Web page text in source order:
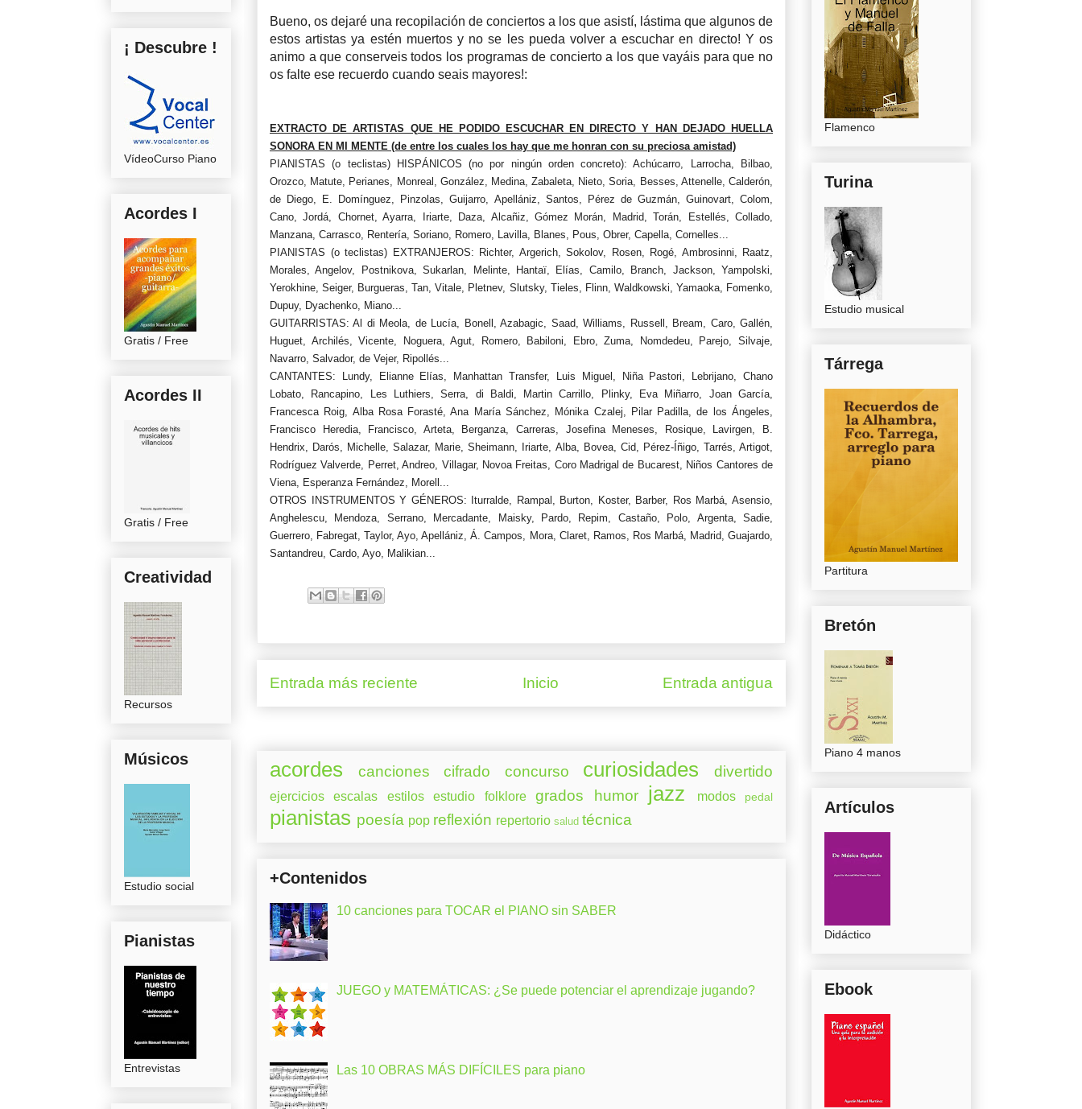
Bueno, os dejaré una recopilación de conciertos a los que asistí, lástima que algunos de
estos artistas ya estén muertos y no se les pueda volver a escuchar en directo! Y os
animo a que conserveis todos los programas de concierto a los que vayáis para que no
os falte ese recuerdo cuando seais mayores!:
EXTRACTO DE ARTISTAS QUE HE PODIDO ESCUCHAR EN DIRECTO Y HAN DEJADO HUELLA
SONORA EN MI MENTE (de entre los cuales los hay que me honran con su preciosa amistad)
PIANISTAS (o teclistas) HISPÁNICOS (no por ningún orden concreto): Achúcarro, Larrocha, Bilbao,
Orozco, Matute, Perianes, Monreal, González, Medina, Zabaleta, Nieto, Soria, Besses, Attenelle, Calderón,
de Diego, E. Domínguez, Pinzolas, Guijarro, Apellániz, Santos, Pérez de Guzmán, Guinovart, Colom,
Cano, Jordá, Chornet, Ayarra, Iriarte, Daza, Alcañiz, Gómez Morán, Madrid, Torán, Estellés, Collado,
Manzana, Carrasco, Rentería, Soriano, Romero, Lavilla, Blanes, Pous, Obrer, Capella, Cornelles...
PIANISTAS (o teclistas) EXTRANJEROS: Richter, Argerich, Sokolov, Rosen, Rogé, Ambrosinni, Raatz,
Morales, Angelov, Postnikova, Sukarlan, Melinte, Hantaï, Elías, Camilo, Branch, Jackson, Yampolski,
Yerokhine, Seiger, Burgueras, Tan, Vitale, Pletnev, Slutsky, Tieles, Flinn, Waldkowski, Yamaoka, Fomenko,
Dupuy, Dyachenko, Miano...
GUITARRISTAS: Al di Meola, de Lucía, Bonell, Azabagic, Saad, Williams, Russell, Bream, Caro, Gallén,
Huguet, Archilés, Vicente, Noguera, Agut, Romero, Babiloni, Ebro, Zuma, Nomdedeu, Parejo, Silvaje,
Navarro, Salvador, de Vejer, Ripollés...
CANTANTES: Lundy, Elianne Elías, Manhattan Transfer, Luis Miguel, Niña Pastori, Lebrijano, Chano
Lobato, Rancapino, Les Luthiers, Serra, di Baldi, Martin Carrillo, Plinky, Eva Miñarro, Joan García,
Francesca Roig, Alba Rosa Forasté, Ana María Sánchez, Mónika Czalej, Pilar Padilla, de los Ángeles,
Francisco Heredia, Francisco, Arteta, Berganza, Carreras, Josefina Meneses, Rosique, Lavirgen, B.
Hendrix, Darós, Michelle, Salazar, Marie, Sheimann, Iriarte, Alba, Bovea, Cid, Pérez-Íñigo, Tarrés, Artigot,
Rodríguez Valverde, Perret, Andreo, Villagar, Novoa Freitas, Coro Madrigal de Bucarest, Niños Cantores de
Viena, Esperanza Fernández, Morell...
OTROS INSTRUMENTOS Y GÉNEROS: Iturralde, Rampal, Burton, Koster, Barber, Ros Marbá, Asensio,
Anghelescu, Mendoza, Serrano, Mercadante, Maisky, Pardo, Repim, Castaño, Polo, Argenta, Sadie,
Guerrero, Fabregat, Taylor, Ayo, Apellániz, Á. Campos, Mora, Claret, Ramos, Ros Marbá, Madrid, Guajardo,
Santandreu, Cardo, Ayo, Malikian...
Entrada más reciente Entrada antigua
Inicio
acordes canciones cifrado concurso curiosidades divertido
ejercicios escalas estilos estudio folklore grados humor jazz modos pedal
pianistas poesía pop reflexión repertorio salud técnica
+Contenidos
10 canciones para TOCAR el PIANO sin SABER
JUEGO y MATEMÁTICAS: ¿Se puede potenciar el aprendizaje jugando?
Las 10 OBRAS MÁS DIFÍCILES para piano
¡ Descubre !
VídeoCurso Piano
Acordes I
Gratis / Free
Acordes II
Gratis / Free
Creatividad
Recursos
Músicos
Estudio social
Pianistas
Entrevistas
Flamenco
Turina
Estudio musical
Tárrega
Partitura
Bretón
Piano 4 manos
Artículos
Didáctico
Ebook